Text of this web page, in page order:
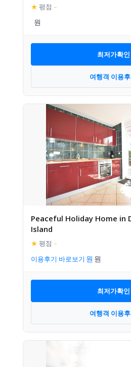
★ 평점 –
최저가확인
여행객 이용
Peaceful Holiday Home in
Island
★ 평점 –
이용후기 바로보기
최저가확인
여행객 이용